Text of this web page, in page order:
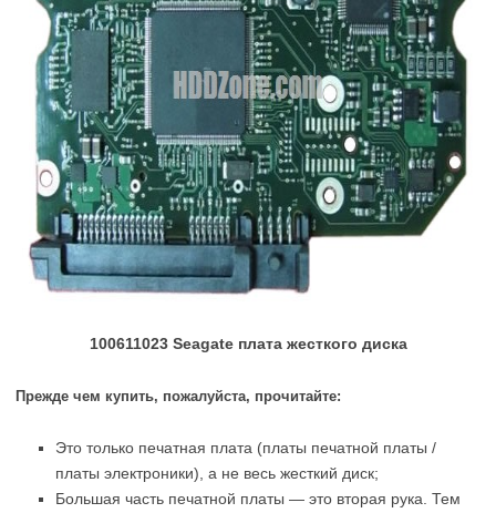
100611023 Seagate плата жесткого диска
Прежде чем купить, пожалуйста, прочитайте:
Это только печатная плата (платы печатной платы /
платы электроники), а не весь жесткий диск;
Большая часть печатной платы — это вторая рука. Тем